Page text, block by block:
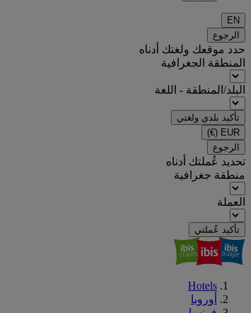
EN
الرجوع
حدد موقعك ولغتك أدناه
المنطقة الجغرافية
البلد/المنطقة - اللغة
تأكيد بلدي ولغتي
EUR
(€)
الرجوع
تحديد عُملتك أدناه
منطقة جغرافية
العملة
تأكيد عُملتي
Hotels
أوروبا